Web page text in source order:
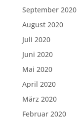
September 2020
August 2020
Juli 2020
Juni 2020
Mai 2020
April 2020
März 2020
Februar 2020